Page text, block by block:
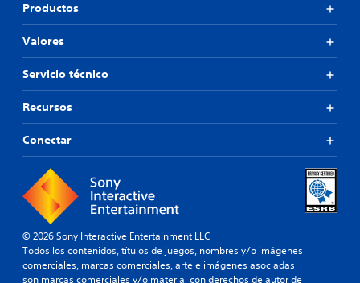
Productos
Valores
Servicio técnico
Recursos
Conectar
© 2026 Sony Interactive Entertainment LLC
Todos los contenidos, títulos de juegos, nombres y/o imágenes
comerciales, marcas comerciales, arte e imágenes asociadas
son marcas comerciales y/o material con derechos de autor de